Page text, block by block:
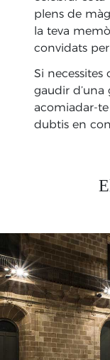
plens de
la teva
convidats
Si
gaudir d’una
acomiadar-
dubtis en